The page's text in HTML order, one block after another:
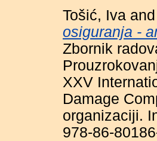
Tošić, Iva and
osiguranja -
Zbornik
XXV
Damage
organizaciji.
978-86-